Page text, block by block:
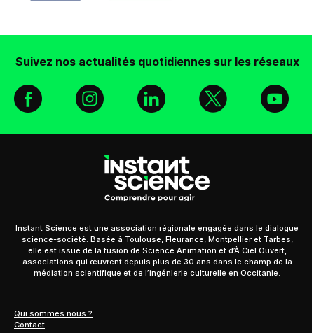
Suivez nos actualités quotidiennes sur les réseaux
Facebook
Instagram
Linkedin
X
Qui sommes nous ?
Contact
Instant Science est une association régionale engagée dans le dialogue
science-société. Basée à Toulouse, Fleurance, Montpellier et Tarbes,
elle est issue de la fusion de Science Animation et d’À Ciel Ouvert,
associations qui œuvrent depuis plus de 30 ans dans le champ de la
médiation scientifique et de l’ingénierie culturelle en Occitanie.